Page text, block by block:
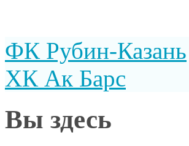
ФК Рубин-Казань
ХК Ак Барс
Вы здесь